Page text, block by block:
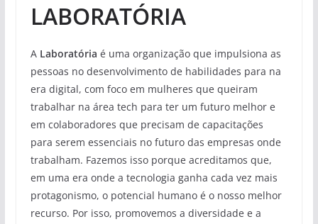
LABORATÓRIA
A Laboratória é uma organização que impulsiona as
pessoas no desenvolvimento de habilidades para na
era digital, com foco em mulheres que queiram
trabalhar na área tech para ter um futuro melhor e
em colaboradores que precisam de capacitações
para serem essenciais no futuro das empresas onde
trabalham. Fazemos isso porque acreditamos que,
em uma era onde a tecnologia ganha cada vez mais
protagonismo, o potencial humano é o nosso melhor
recurso. Por isso, promovemos a diversidade e a